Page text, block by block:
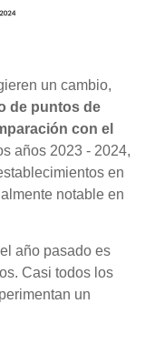
un cambio,
de puntos de
con el
años 2023 - 2024,
en
notable en
año pasado es
Casi todos los
un